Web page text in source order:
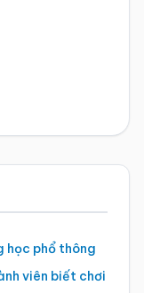
học phổ thông
viên biết chơi